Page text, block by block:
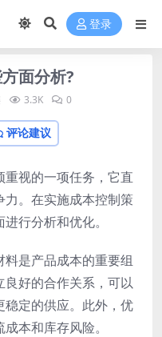
登录
面分析?
3.3K 0
评论建议
视的一项任务，它直
。在实施成本控制策
行分析和优化。
是产品成本的重要组
好的合作关系，可以
定的供应。此外，优
本和库存风险。